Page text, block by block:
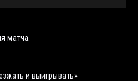
матча
и выигрывать»